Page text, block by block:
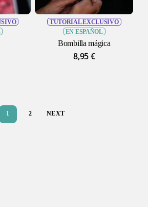
TUTORIAL EXCLUSIVO
EN ESPAÑOL
Bombilla mágica
8,95€
1 2 NEXT